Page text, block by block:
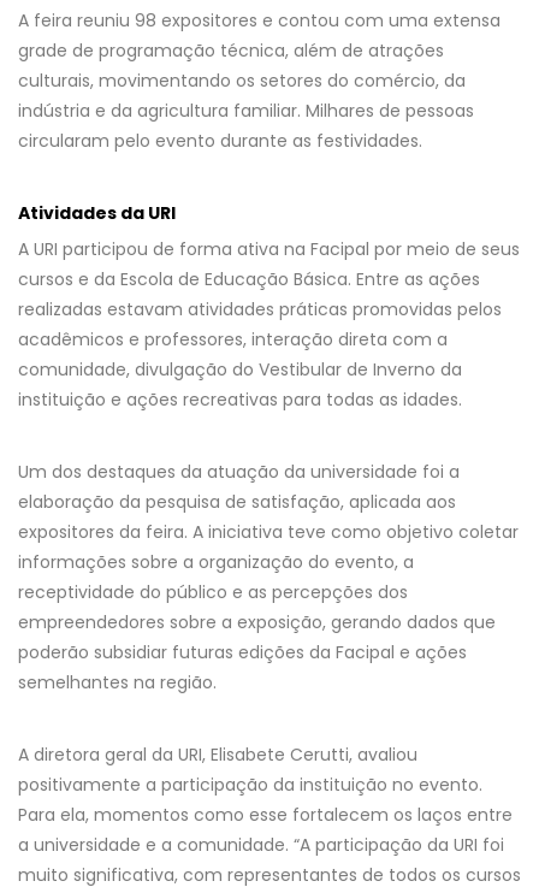
A feira reuniu 98 expositores e contou com uma extensa
grade de programação técnica, além de atrações
culturais, movimentando os setores do comércio, da
indústria e da agricultura familiar. Milhares de pessoas
circularam pelo evento durante as festividades.
Atividades da URI
A URI participou de forma ativa na Facipal por meio de seus
cursos e da Escola de Educação Básica. Entre as ações
realizadas estavam atividades práticas promovidas pelos
acadêmicos e professores, interação direta com a
comunidade, divulgação do Vestibular de Inverno da
instituição e ações recreativas para todas as idades.
Um dos destaques da atuação da universidade foi a
elaboração da pesquisa de satisfação, aplicada aos
expositores da feira. A iniciativa teve como objetivo coletar
informações sobre a organização do evento, a
receptividade do público e as percepções dos
empreendedores sobre a exposição, gerando dados que
poderão subsidiar futuras edições da Facipal e ações
semelhantes na região.
A diretora geral da URI, Elisabete Cerutti, avaliou
positivamente a participação da instituição no evento.
Para ela, momentos como esse fortalecem os laços entre
a universidade e a comunidade. “A participação da URI foi
muito significativa, com representantes de todos os cursos